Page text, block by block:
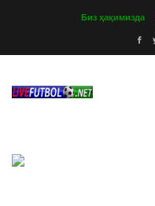
Биз ҳақимизда